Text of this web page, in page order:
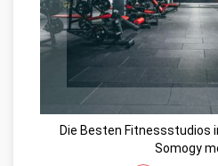
Die Besten Fitnessstudios
Somogy